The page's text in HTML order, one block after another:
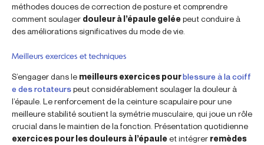
méthodes douces de correction de posture et comprendre
comment soulager douleur à l’épaule geléepeut conduire à
des améliorations significatives du mode de vie.
Meilleurs exercices et techniques
S’engager dans le meilleurs exercices pourblessure à la coiff
e des rotateurspeut considérablement soulager la douleur à
l’épaule. Le renforcement de la ceinture scapulaire pour une
meilleure stabilité soutient la symétrie musculaire, qui joue un rôle
crucial dans le maintien de la fonction. Présentation quotidienne
exercices pour les douleurs à l’épauleet intégrer remèdes